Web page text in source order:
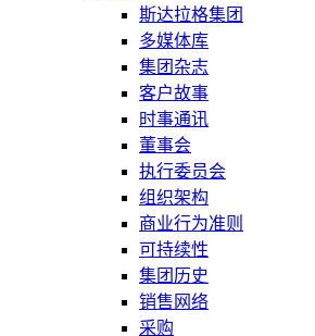
斯达拉格集团
多媒体库
集团杂志
客户故事
时事通讯
董事会
执行委员会
组织架构
商业行为准则
可持续性
集团历史
销售网络
采购